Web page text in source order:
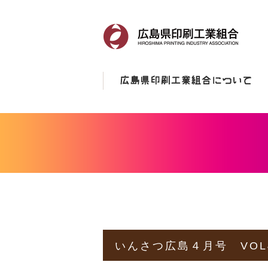
いんさつ広島４月号